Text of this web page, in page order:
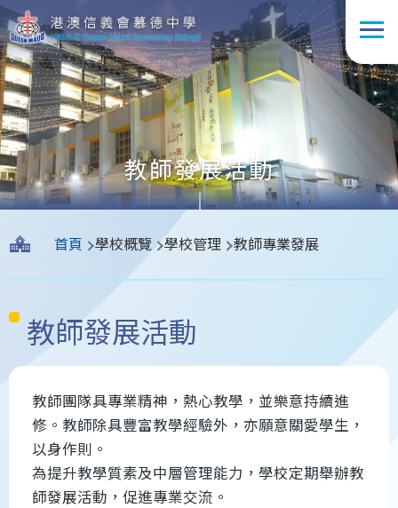
移至主內容
教師發展活動
航
連
結
首頁 學校概覽 學校管理 教師專業發展
教師發展活動
教師團隊具專業精神，熱心教學，並樂意持續進
修。教師除具豐富教學經驗外，亦願意關愛學生，
以身作則。
為提升教學質素及中層管理能力，學校定期舉辦教
師發展活動，促進專業交流。